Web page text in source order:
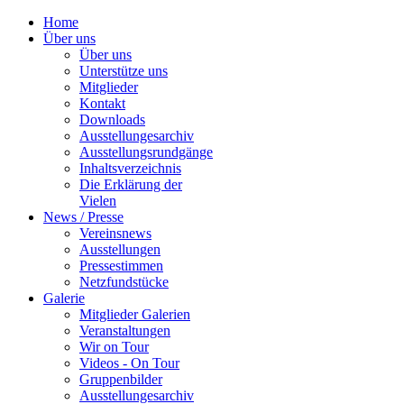
Home
Über uns
Über uns
Unterstütze uns
Mitglieder
Kontakt
Downloads
Ausstellungesarchiv
Ausstellungsrundgänge
Inhaltsverzeichnis
Die Erklärung der
Vielen
News / Presse
Vereinsnews
Ausstellungen
Pressestimmen
Netzfundstücke
Galerie
Mitglieder Galerien
Veranstaltungen
Wir on Tour
Videos - On Tour
Gruppenbilder
Ausstellungesarchiv